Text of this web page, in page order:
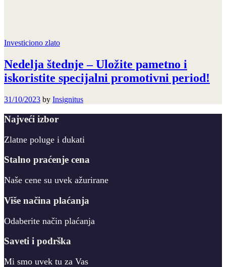
Investiciono zlato
Nedelja štednje – Uložite pametno i
iskoristite specijalni promotivni period!
31/10/2023 by Insignitus
Najveći izbor
Zlatne poluge i dukati
Stalno praćenje cena
Naše cene su uvek ažurirane
Više načina plaćanja
Odaberite način plaćanja
Saveti i podrška
Mi smo uvek tu za Vas